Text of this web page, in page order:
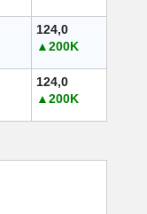
124,0
▲200K
124,0
▲200K